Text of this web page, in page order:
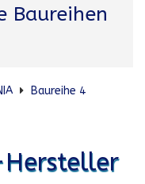
Baureihen
Baureihe 4